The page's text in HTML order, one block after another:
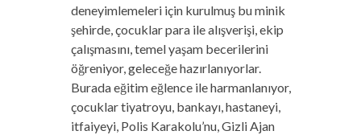
deneyimlemeleri için kurulmuş bu minik
şehirde, çocuklar para ile alışverişi, ekip
çalışmasını, temel yaşam becerilerini
öğreniyor, geleceğe hazırlanıyorlar.
Burada eğitim eğlence ile harmanlanıyor,
çocuklar tiyatroyu, bankayı, hastaneyi,
itfaiyeyi, Polis Karakolu’nu, Gizli Ajan